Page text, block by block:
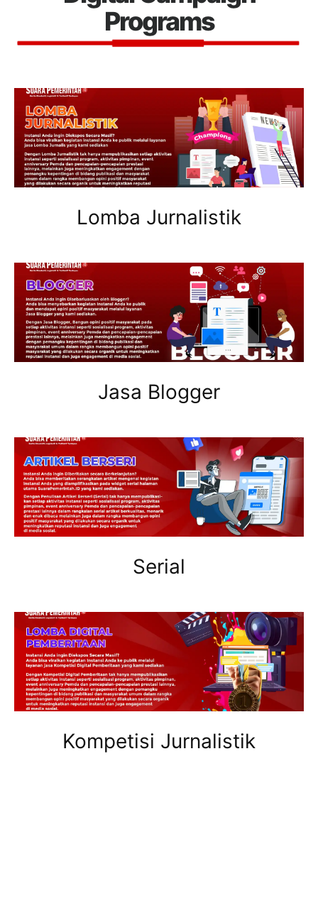
Programs
Lomba Jurnalistik
Jasa Blogger
Serial
Kompetisi Jurnalistik